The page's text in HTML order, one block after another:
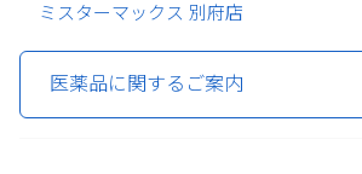
ミスターマックス 別府店
医薬品に関するご案内